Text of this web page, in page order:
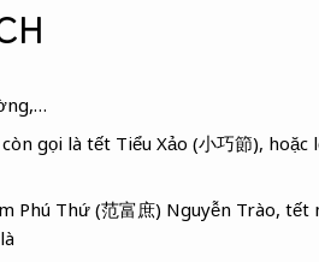
gọi là tết Tiểu Xảo (小巧節), hoặc
Phú Thứ (范富庶) Nguyễn Trào,